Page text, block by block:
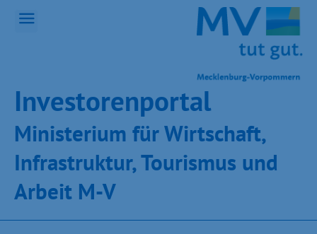
Inves­toren­por­tal
Ministeri­um für Wirt­schaft,
Infra­struk­tur, Tou­ris­mus und
Ar­beit M-V